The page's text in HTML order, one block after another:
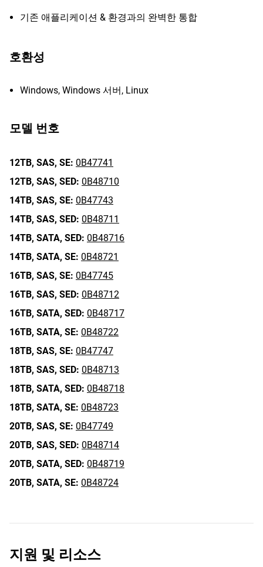
기존 애플리케이션 & 환경과의 완벽한 통합
호환성
Windows, Windows 서버, Linux
모델 번호
12TB, SAS, SE: 0B47741
12TB, SAS, SED: 0B48710
14TB, SAS, SE: 0B47743
14TB, SAS, SED: 0B48711
14TB, SATA, SED: 0B48716
14TB, SATA, SE: 0B48721
16TB, SAS, SE: 0B47745
16TB, SAS, SED: 0B48712
16TB, SATA, SED: 0B48717
16TB, SATA, SE: 0B48722
18TB, SAS, SE: 0B47747
18TB, SAS, SED: 0B48713
18TB, SATA, SED: 0B48718
18TB, SATA, SE: 0B48723
20TB, SAS, SE: 0B47749
20TB, SAS, SED: 0B48714
20TB, SATA, SED: 0B48719
20TB, SATA, SE: 0B48724
지원 및 리소스